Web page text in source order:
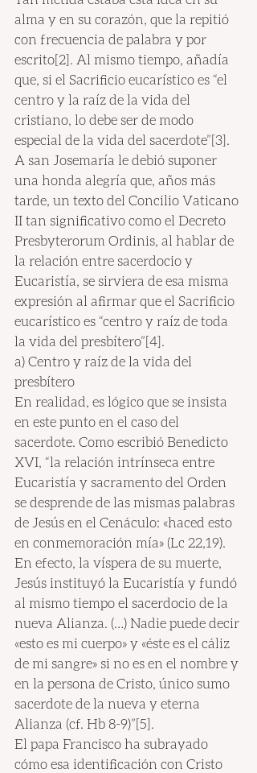
alma y en su corazón, que la repitió
con frecuencia de palabra y por
escrito[2]. Al mismo tiempo, añadía
que, si el Sacrificio eucarístico es “el
centro y la raíz de la vida del
cristiano, lo debe ser de modo
especial de la vida del sacerdote”[3].
A san Josemaría le debió suponer
una honda alegría que, años más
tarde, un texto del Concilio Vaticano
II tan significativo como el Decreto
Presbyterorum Ordinis, al hablar de
la relación entre sacerdocio y
Eucaristía, se sirviera de esa misma
expresión al afirmar que el Sacrificio
eucarístico es “centro y raíz de toda
la vida del presbítero”[4].
a) Centro y raíz de la vida del
presbítero
En realidad, es lógico que se insista
en este punto en el caso del
sacerdote. Como escribió Benedicto
XVI, “la relación intrínseca entre
Eucaristía y sacramento del Orden
se desprende de las mismas palabras
de Jesús en el Cenáculo: «haced esto
en conmemoración mía» (Lc 22,19).
En efecto, la víspera de su muerte,
Jesús instituyó la Eucaristía y fundó
al mismo tiempo el sacerdocio de la
nueva Alianza. (…) Nadie puede decir
«esto es mi cuerpo» y «éste es el cáliz
de mi sangre» si no es en el nombre y
en la persona de Cristo, único sumo
sacerdote de la nueva y eterna
Alianza (cf. Hb 8-9)”[5].
El papa Francisco ha subrayado
cómo esa identificación con Cristo